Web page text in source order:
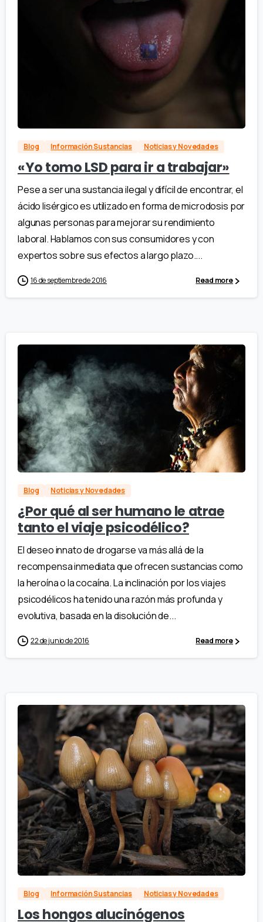
Blog Información Sustancias Noticias y Novedades
«Yo tomo LSD para ir a trabajar»
Pese a ser una sustancia ilegal y difícil de encontrar, el
ácido lisérgico es utilizado en forma de microdosis por
algunas personas para mejorar su rendimiento
laboral. Hablamos con sus consumidores y con
expertos sobre sus efectos a largo plazo....
16 de septiembre de 2016 Read more
Blog Noticias y Novedades
¿Por qué al ser humano le atrae
tanto el viaje psicodélico?
El deseo innato de drogarse va más allá de la
recompensa inmediata que ofrecen sustancias como
la heroína o la cocaína. La inclinación por los viajes
psicodélicos ha tenido una razón más profunda y
evolutiva, basada en la disolución de...
22 de junio de 2016 Read more
Blog Información Sustancias Noticias y Novedades
Los hongos alucinógenos